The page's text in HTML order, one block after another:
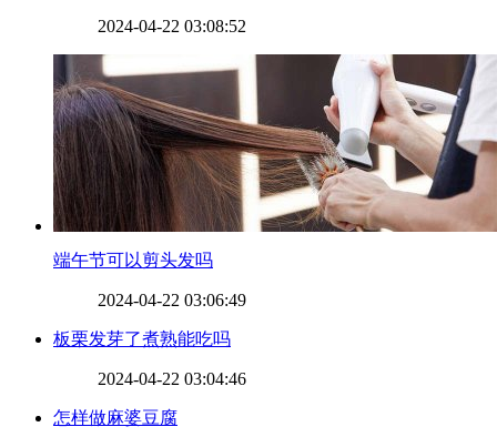
2024-04-22 03:08:52
​端午节可以剪头发吗
2024-04-22 03:06:49
​板栗发芽了煮熟能吃吗
2024-04-22 03:04:46
​怎样做麻婆豆腐